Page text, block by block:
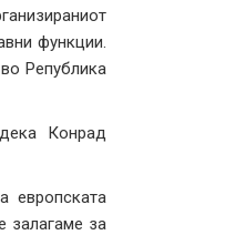
функции.
Република
Конрад
европската
залагаме за